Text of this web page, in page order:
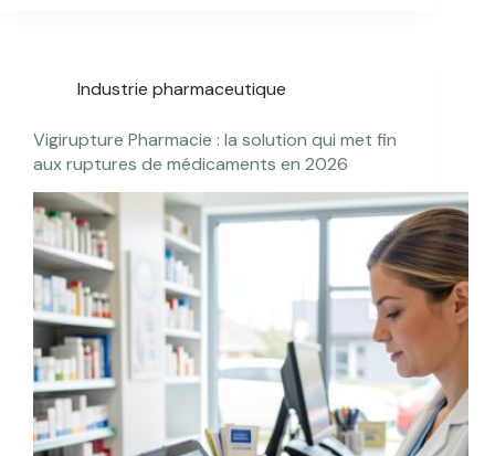
Industrie pharmaceutique
Vigirupture Pharmacie : la solution qui met fin
aux ruptures de médicaments en 2026